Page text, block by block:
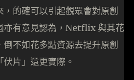
的確可以引起觀眾會對原創
亦有意見認為，Netflix 與其花
不如花多點資源去提升原創
片」還更實際。